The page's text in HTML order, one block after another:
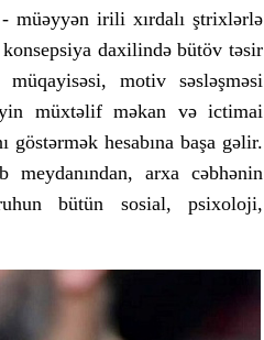
müəyyən irili xırdalı ştrixlərlə
konsepsiya daxilində bütöv təsir
motiv səsləşməsi
müxtəlif məkan və ictimai
göstərmək hesabına başa gəlir.
meydanından, arxa cəbhənin
bütün sosial, psixoloji,